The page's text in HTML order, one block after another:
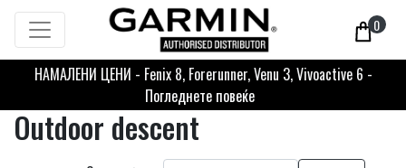
0
НАМАЛЕНИ ЦЕНИ - Fenix 8, Forerunner, Venu 3, Vivoactive 6 -
Погледнете повеќе
Outdoor descent